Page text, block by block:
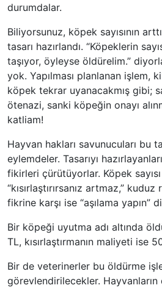
durumdalar.
Biliyorsunuz, köpek sayısının
tasarı hazırlandı. “Köpeklerin
taşıyor, öyleyse öldürelim.”
yok. Yapılması planlanan işlem,
köpek tekrar uyanacakmış gibi;
ötenazi, sanki köpeğin onayı
katliam!
Hayvan hakları savunucuları bu
eylemdeler. Tasarıyı
fikirleri çürütüyorlar. Köpek
“kısırlaştırırsanız artmaz,”
fikrine karşı ise “aşılama yapın”
Bir köpeği uyutma adı altında
TL, kısırlaştırmanın maliyeti ise
Bir de veterinerler bu öldürme
görevlendirilecekler. Hayvanların